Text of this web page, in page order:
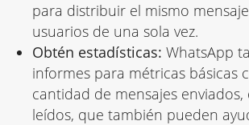
para distribuir el mismo
usuarios de una sola vez.
Obtén estadísticas: WhatsApp
informes para métricas básicas
cantidad de mensajes enviados,
leídos, que también pueden